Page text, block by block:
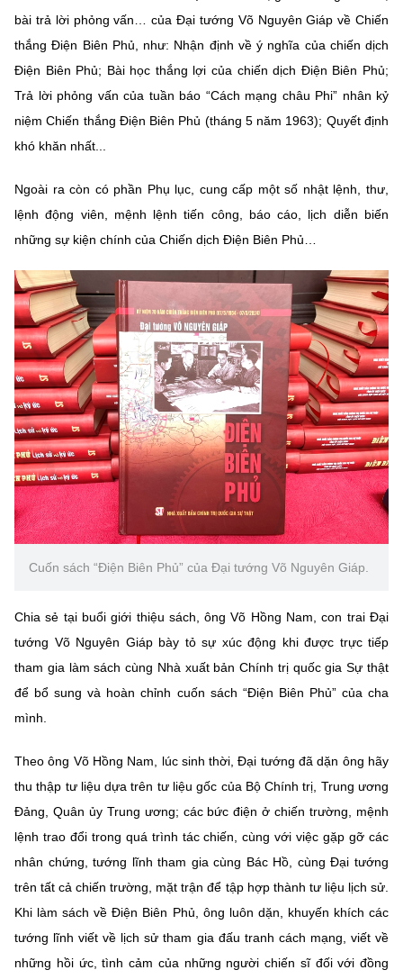
bài trả lời phỏng vấn… của Đại tướng Võ Nguyên Giáp về Chiến
thắng Điện Biên Phủ, như: Nhận định về ý nghĩa của chiến dịch
Điện Biên Phủ; Bài học thắng lợi của chiến dịch Điện Biên Phủ;
Trả lời phỏng vấn của tuần báo “Cách mạng châu Phi” nhân kỷ
niệm Chiến thắng Điện Biên Phủ (tháng 5 năm 1963); Quyết định
khó khăn nhất...
Ngoài ra còn có phần Phụ lục, cung cấp một số nhật lệnh, thư,
lệnh động viên, mệnh lệnh tiến công, báo cáo, lịch diễn biến
những sự kiện chính của Chiến dịch Điện Biên Phủ…
Cuốn sách “Điện Biên Phủ” của Đại tướng Võ Nguyên Giáp.
Chia sẻ tại buổi giới thiệu sách, ông Võ Hồng Nam, con trai Đại
tướng Võ Nguyên Giáp bày tỏ sự xúc động khi được trực tiếp
tham gia làm sách cùng Nhà xuất bản Chính trị quốc gia Sự thật
để bổ sung và hoàn chỉnh cuốn sách “Điện Biên Phủ” của cha
mình.
Theo ông Võ Hồng Nam, lúc sinh thời, Đại tướng đã dặn ông hãy
thu thập tư liệu dựa trên tư liệu gốc của Bộ Chính trị, Trung ương
Đảng, Quân ủy Trung ương; các bức điện ở chiến trường, mệnh
lệnh trao đổi trong quá trình tác chiến, cùng với việc gặp gỡ các
nhân chứng, tướng lĩnh tham gia cùng Bác Hồ, cùng Đại tướng
trên tất cả chiến trường, mặt trận để tập hợp thành tư liệu lịch sử.
Khi làm sách về Điện Biên Phủ, ông luôn dặn, khuyến khích các
tướng lĩnh viết về lịch sử tham gia đấu tranh cách mạng, viết về
những hồi ức, tình cảm của những người chiến sĩ đối với đồng